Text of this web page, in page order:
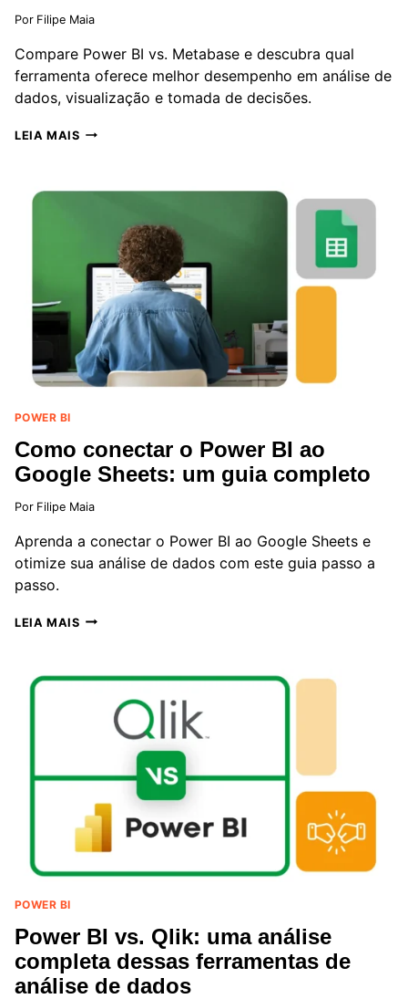
Por Filipe Maia
Compare Power BI vs. Metabase e descubra qual
ferramenta oferece melhor desempenho em análise de
dados, visualização e tomada de decisões.
LEIA MAISPOWER
MELHOR
DESEMPENHO
EM
ANÁLISE
DE
DADOS?
POWER BI
Como conectar o Power BI ao
Google Sheets: um guia completo
Por Filipe Maia
Aprenda a conectar o Power BI ao Google Sheets e
otimize sua análise de dados com este guia passo a
passo.
LEIA MAISCOMO
GOOGLE
SHEETS:
GUIA
COMPLETO
POWER BI
Power BI vs. Qlik: uma análise
completa dessas ferramentas de
análise de dados